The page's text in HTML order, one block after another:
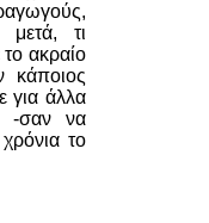
τι
το ακραίο
κάποιος
για άλλα
-σαν να
το